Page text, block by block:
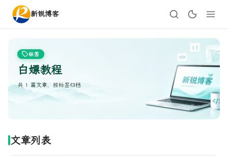
新锐博客
标签
白嫖教程
共 1 篇文章，按标签归档
文章列表